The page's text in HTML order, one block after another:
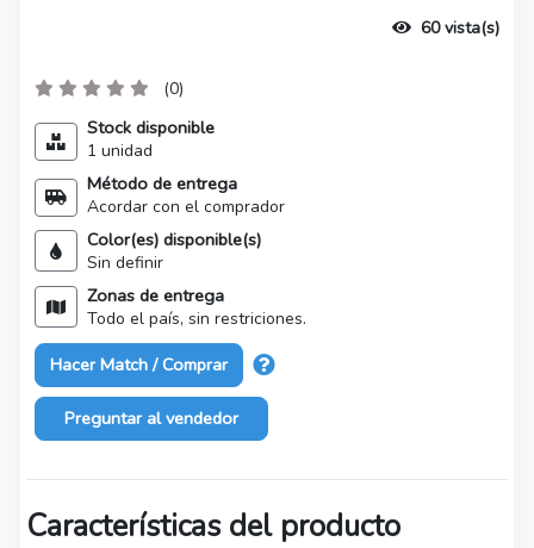
60 vista(s)
(0)
Stock disponible
1 unidad
Método de entrega
Acordar con el comprador
Color(es) disponible(s)
Sin definir
Zonas de entrega
Todo el país, sin restriciones.
Hacer Match / Comprar
Preguntar al vendedor
Características del producto